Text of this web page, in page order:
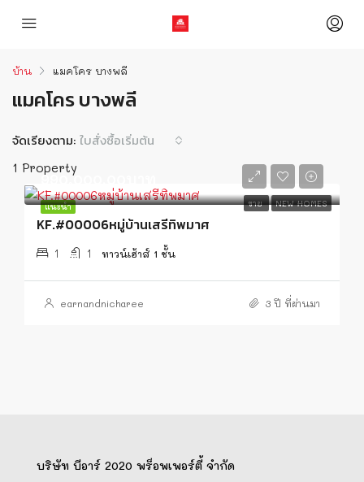
บ้าน แมคโคร บางพลี
แมคโคร บางพลี
1 Property
จัดเรียงตาม: ใบสั่งซื้อเริ่มต้น
แนะนำ ขาย NEW HOMES
990,000.00บาท
KF.#00006หมู่บ้านเสรีทิพมาศ
1 1 ทาวน์เฮ้าส์ 1 ชั้น
earnandnicharee 3 ปี ที่ผ่านมา
บริษัท บีอาร์ 2020 พร็อพเพอร์ตี้ จำกัด